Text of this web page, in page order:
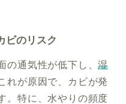
ビのリスク
の通気性が低下し、湿
れが原因で、カビが発
。特に、水やりの頻度